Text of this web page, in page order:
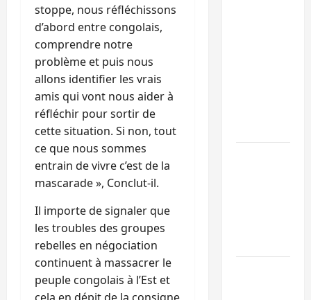
stoppe, nous réfléchissons
d’abord entre congolais,
comprendre notre
problème et puis nous
allons identifier les vrais
amis qui vont nous aider à
réfléchir pour sortir de
cette situation. Si non, tout
ce que nous sommes
entrain de vivre c’est de la
mascarade », Conclut-il.
Il importe de signaler que
les troubles des groupes
rebelles en négociation
continuent à massacrer le
peuple congolais à l’Est et